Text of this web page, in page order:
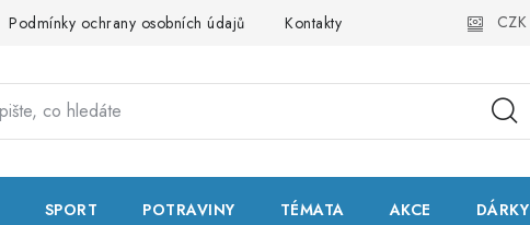
Podmínky ochrany osobních údajů Kontakty Natural Health Store
CZK
SPORT POTRAVINY TÉMATA AKCE DÁRKY